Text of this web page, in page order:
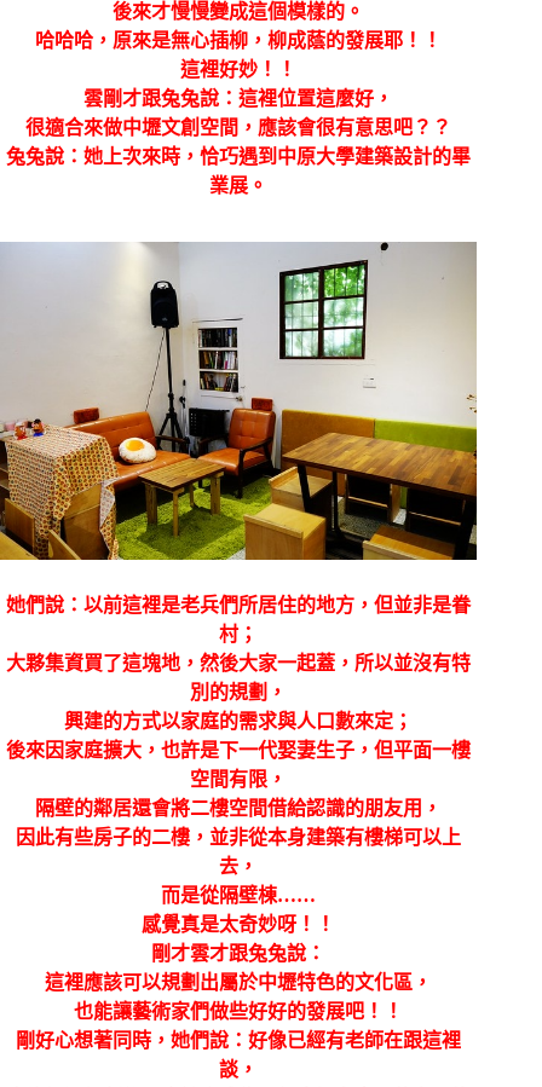
後來才慢慢變成這個模樣的。
哈哈哈，原來是無心插柳，柳成蔭的發展耶！！
這裡好妙！！
雲剛才跟兔兔說：這裡位置這麼好，
很適合來做中壢文創空間，應該會很有意思吧？？
兔兔說：她上次來時，恰巧遇到中原大學建築設計的畢
業展。
她們說：以前這裡是老兵們所居住的地方，但並非是眷
村；
大夥集資買了這塊地，然後大家一起蓋，所以並沒有特
別的規劃，
興建的方式以家庭的需求與人口數來定；
後來因家庭擴大，也許是下一代娶妻生子，但平面一樓
空間有限，
隔壁的鄰居還會將二樓空間借給認識的朋友用，
因此有些房子的二樓，並非從本身建築有樓梯可以上
去，
而是從隔壁棟……
感覺真是太奇妙呀！！
剛才雲才跟兔兔說：
這裡應該可以規劃出屬於中壢特色的文化區，
也能讓藝術家們做些好好的發展吧！！
剛好心想著同時，她們說：好像已經有老師在跟這裡
談，